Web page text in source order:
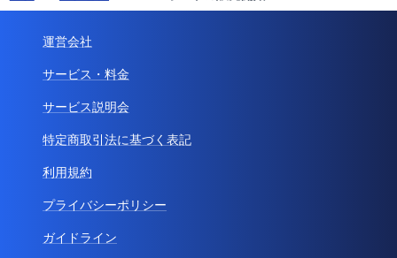
運営会社
サービス・料金
サービス説明会
特定商取引法に基づく表記
利用規約
プライバシーポリシー
ガイドライン